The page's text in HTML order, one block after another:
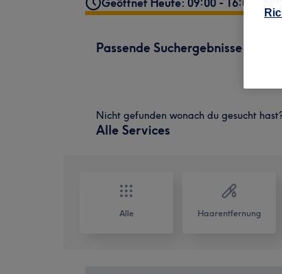
Passende Suchergebnisse
Nicht gefunden wonach du gesucht
Alle Services
Alle Haarentfernung